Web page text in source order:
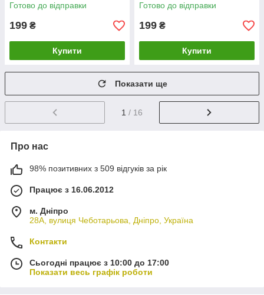
Готово до відправки
199 ₴
Купити
Готово до відправки
199 ₴
Купити
Показати ще
1 / 16
Про нас
98% позитивних з 509 відгуків за рік
Працює з 16.06.2012
м. Дніпро
28А, вулиця Чеботарьова, Дніпро, Україна
Контакти
Сьогодні працює з 10:00 до 17:00
Показати весь графік роботи